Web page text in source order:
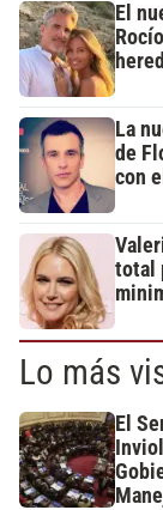
El
La
de
con
total
Lo más
El